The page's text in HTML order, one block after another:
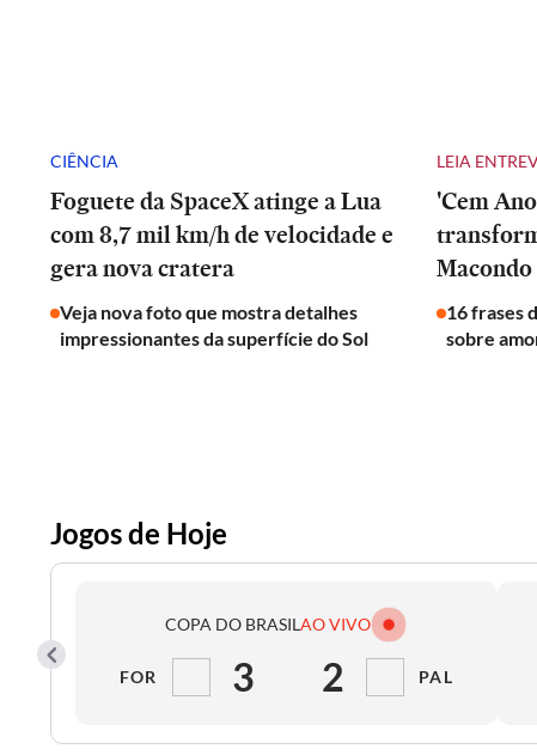
CIÊNCIA
Foguete da SpaceX atinge a Lua
com 8,7 mil km/h de velocidade e
gera nova cratera
Veja nova foto que mostra detalhes
impressionantes da superfície do Sol
LEIA
'Cem
16 frases
sobre
Jogos de Hoje
COPA DO BRASILAO VIVO
FOR 3 2 PAL